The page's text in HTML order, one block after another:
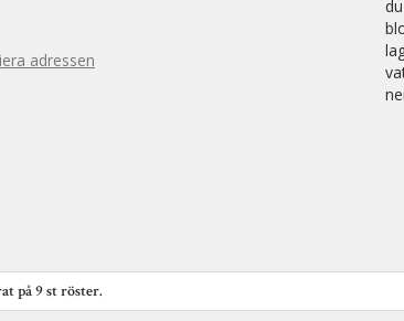
adressen
på9st röster.